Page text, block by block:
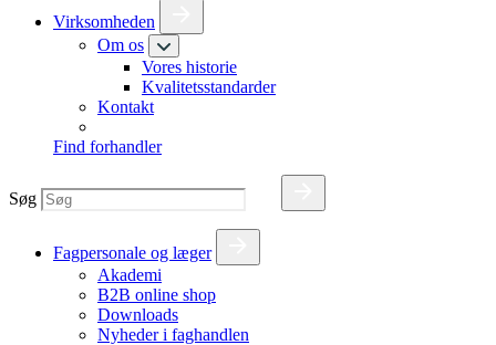
Virksomheden
Om os
Vores historie
Kvalitetsstandarder
Kontakt
Find forhandler
Søg
Fagpersonale og læger
Akademi
B2B online shop
Downloads
Nyheder i faghandlen